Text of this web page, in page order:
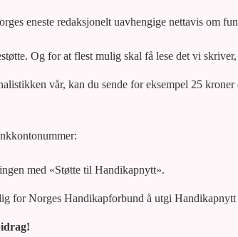
eneste redaksjonelt uavhengige nettavis om
Og for at flest mulig skal få lese det vi
vår, kan du sende for eksempel 25
med «Støtte til Handikapnytt».
for Norges Handikapforbund å utgi Handikapnytt